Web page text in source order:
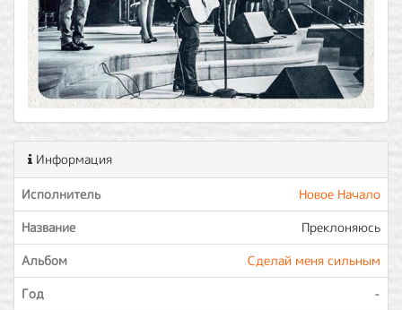
Информация
Исполнитель
Новое Начало
Название
Преклоняюсь
Альбом
Сделай меня сильным
Год
-